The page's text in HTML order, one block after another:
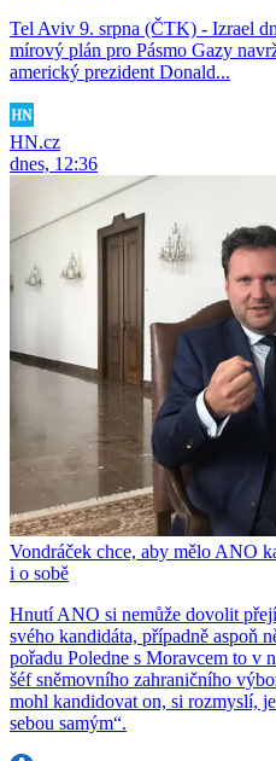
Tel Aviv 9. srpna (ČTK) - Izrael
mírový plán pro Pásmo Gazy
americký prezident Donald...
HN.cz
dnes, 12:36
Vondráček chce, aby mělo ANO
i o sobě
Hnutí ANO si nemůže dovolit
svého kandidáta, případně aspoň
pořadu Poledne s Moravcem to v
šéf sněmovního zahraničního
mohl kandidovat on, si rozmyslí,
sebou samým“.